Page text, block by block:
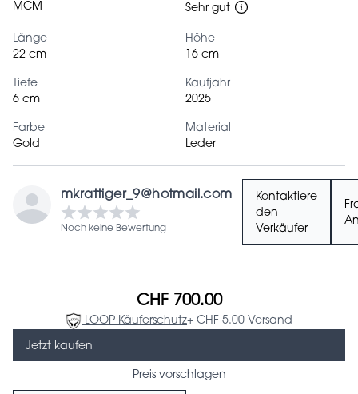
MCM
Sehr gut
Länge
22 cm
Höhe
16 cm
Tiefe
6 cm
Kaufjahr
2025
Farbe
Gold
Material
Leder
mkrattiger_9@hotmail.com
Noch keine Bewertung
Kontaktiere
den
Verkäufer
CHF 700.00
LOOP Käuferschutz+ CHF 5.00 Versand
Jetzt kaufen
Preis vorschlagen